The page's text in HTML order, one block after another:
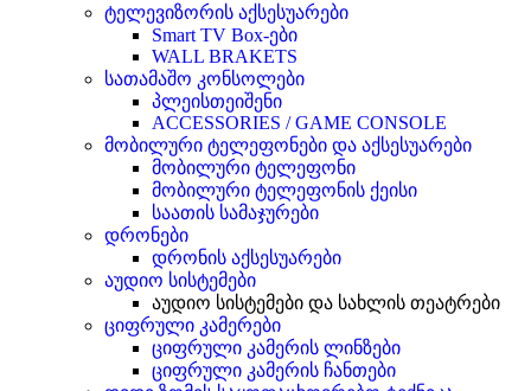
ტელევიზორის აქსესუარები
Smart TV Box-ები
WALL BRAKETS
სათამაშო კონსოლები
პლეისთეიშენი
ACCESSORIES / GAME CONSOLE
მობილური ტელეფონები და აქსესუარები
მობილური ტელეფონი
მობილური ტელეფონის ქეისი
საათის სამაჯურები
დრონები
დრონის აქსესუარები
აუდიო სისტემები
აუდიო სისტემები და სახლის თეატრები
ციფრული კამერები
ციფრული კამერის ლინზები
ციფრული კამერის ჩანთები